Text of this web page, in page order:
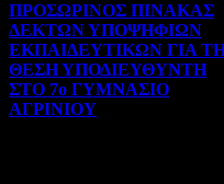
ΠΡΟΣΩΡΙΝΟΣ ΠΙΝΑΚΑΣ
ΔΕΚΤΩΝ ΥΠΟΨΗΦΙΩΝ
ΕΚΠΑΙΔΕΥΤΙΚΩΝ ΓΙΑ
ΘΕΣΗ ΥΠΟΔΙΕΥΘΥΝΤΗ
ΣΤΟ 7ο ΓΥΜΝΑΣΙΟ
ΑΓΡΙΝΙΟΥ